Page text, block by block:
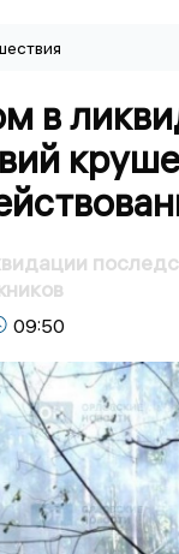
в
09:50